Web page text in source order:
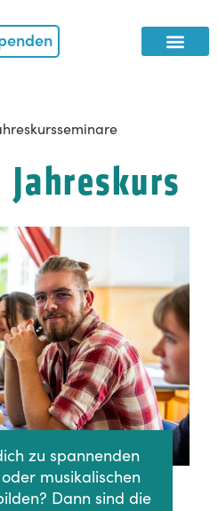
zu spannenden
musikalischen
Dann sind die